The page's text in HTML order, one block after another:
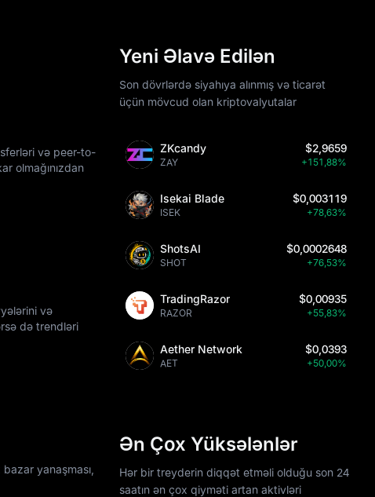
və peer-to-
olmağınızdan
və
də trendləri
yanaşması,
Yeni Əlavə Edilən
Son dövrlərdə siyahıya alınmış və ticarət
üçün mövcud olan kriptovalyutalar
ZKcandy
ZAY
$2,9659
+151,88%
Isekai Blade
ISEK
$0,003119
+78,63%
ShotsAI
SHOT
$0,0002648
+76,53%
TradingRazor
RAZOR
$0,00935
+55,83%
Aether Network
AET
$0,0393
+50,00%
Ən Çox Yüksələnlər
Hər bir treyderin diqqət etməli olduğu son 24
saatın ən çox qiyməti artan aktivləri